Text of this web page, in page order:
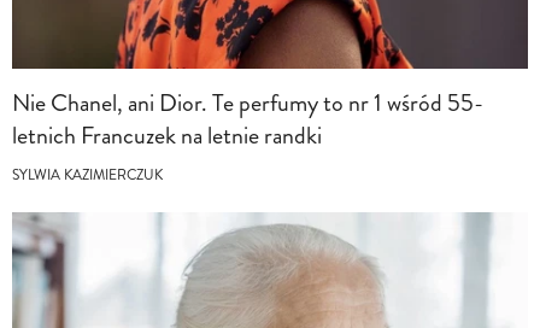
Nie Chanel, ani Dior. Te perfumy to nr 1 wśród 55-
letnich Francuzek na letnie randki
SYLWIA KAZIMIERCZUK